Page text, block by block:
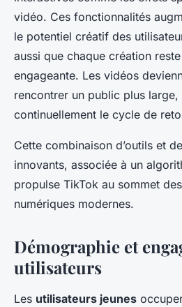
vidéo. Ces fonctionnalités
le potentiel créatif des
aussi que chaque création
engageante. Les vidéos
rencontrer un public plus large,
continuellement le cycle de
Cette combinaison d’outils et de
innovants, associée à un
propulse TikTok au sommet des
numériques modernes.
Démographie et
utilisateurs
Les utilisateurs jeunes